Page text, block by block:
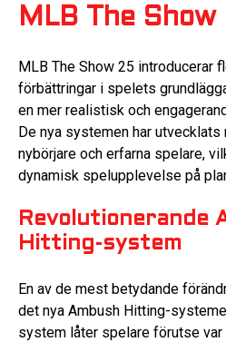
MLB The Show
MLB The Show 25 introducerar
förbättringar i spelets
en mer realistisk och
De nya systemen har
nybörjare och erfarna spelare,
dynamisk spelupplevelse på
Revolutionerande
Hitting-system
En av de mest betydande
det nya Ambush Hitting-
system låter spelare förutse